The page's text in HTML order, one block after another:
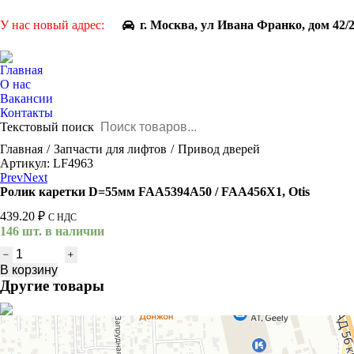
У нас новый адрес: г. Москва, ул Ивана Франко, дом 42/2
Главная
О нас
Вакансии
Контакты
Текстовый поиск
You are here:
Главная Запчасти для лифтов
Привод дверей
Артикул: LF4963
PrevNext
Ролик каретки D=55мм FAA5394A50 / FAA456X1, Otis
439.20 ₽ С НДС
146 шт. в наличии
Количество
товара
Ролик
каретки
D=55мм
FAA5394A50
В корзину
Другие товары